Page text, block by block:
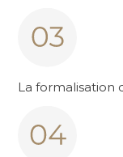
La formalisation